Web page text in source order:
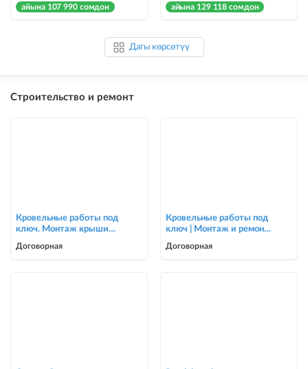
айына 107 990 сомдон айына 129 118 сомдон
Дагы көрсөтүү
Строительство и ремонт
Кровельные работы под
ключ. Монтаж крыши
коттеджей
Договорная
Кровельные работы под
ключ | Монтаж и ремонт
Договорная